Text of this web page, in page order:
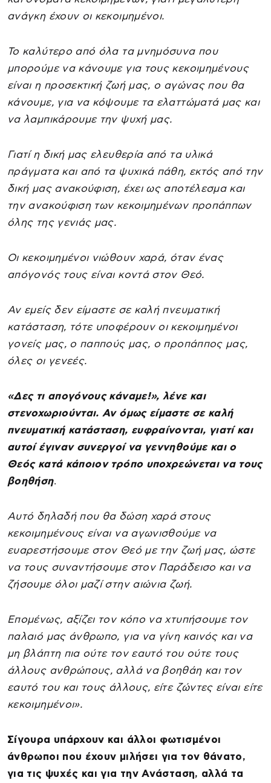
ανάγκη έχουν οι κεκοιμημένοι.
Το καλύτερο από όλα τα μνημόσυνα που
μπορούμε να κάνουμε για τους κεκοιμημένους
είναι η προσεκτική ζωή μας, ο αγώνας που θα
κάνουμε, για να κόψουμε τα ελαττώματά μας και
να λαμπικάρουμε την ψυχή μας.
Γιατί η δική μας ελευθερία από τα υλικά
πράγματα και από τα ψυχικά πάθη, εκτός από την
δική μας ανακούφιση, έχει ως αποτέλεσμα και
την ανακούφιση των κεκοιμημένων προπάππων
όλης της γενιάς μας.
Οι κεκοιμημένοι νιώθουν χαρά, όταν ένας
απόγονός τους είναι κοντά στον Θεό.
Αν εμείς δεν είμαστε σε καλή πνευματική
κατάσταση, τότε υποφέρουν οι κεκοιμημένοι
γονείς μας, ο παππούς μας, ο προπάππος μας,
όλες οι γενεές.
«Δες τι απογόνους κάναμε!», λένε και
στενοχωριούνται. Αν όμως είμαστε σε καλή
πνευματική κατάσταση, ευφραίνονται, γιατί και
αυτοί έγιναν συνεργοί να γεννηθούμε και ο
Θεός κατά κάποιον τρόπο υποχρεώνεται να τους
βοηθήση.
Αυτό δηλαδή που θα δώση χαρά στους
κεκοιμημένους είναι να αγωνισθούμε να
ευαρεστήσουμε στον Θεό με την ζωή μας, ώστε
να τους συναντήσουμε στον Παράδεισο και να
ζήσουμε όλοι μαζί στην αιώνια ζωή.
Επομένως, αξίζει τον κόπο να χτυπήσουμε τον
παλαιό μας άνθρωπο, για να γίνη καινός και να
μη βλάπτη πια ούτε τον εαυτό του ούτε τους
άλλους ανθρώπους, αλλά να βοηθάη και τον
εαυτό του και τους άλλους, είτε ζώντες είναι είτε
κεκοιμημένοι».
Σίγουρα υπάρχουν και άλλοι φωτισμένοι
άνθρωποι που έχουν μιλήσει για τον θάνατο,
για τις ψυχές και για την Ανάσταση, αλλά τα